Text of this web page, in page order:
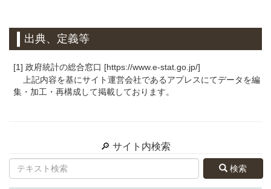
出典、定義等
[1] 政府統計の総合窓口 [https://www.e-stat.go.jp/]
上記内容を基にサイト運営会社であるアプレスにてデータを編
集・加工・再構成して掲載しております。
🔎 サイト内検索
検索